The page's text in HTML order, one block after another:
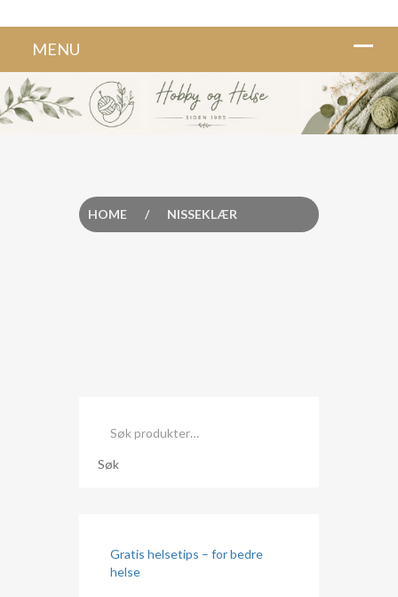
HOME / NISSEKLÆR
etter:
Søk
Gratis helsetips – for bedre
helse